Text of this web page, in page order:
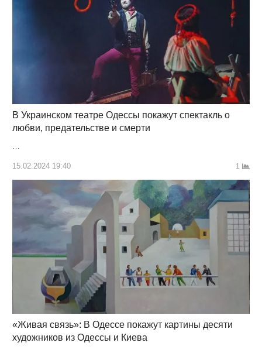
В Украинском театре Одессы покажут спектакль о
любви, предательстве и смерти
…
15.02.2024 19:40 1
«Живая связь»: В Одессе покажут картины десяти
художников из Одессы и Киева